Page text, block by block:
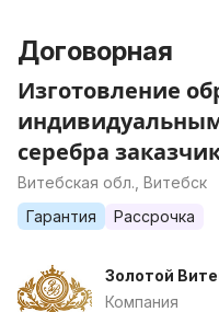
Договорная
Изготовление
серебра
Витебская обл., Витебск
Гарантия
Рассрочка
Золотой
Компания